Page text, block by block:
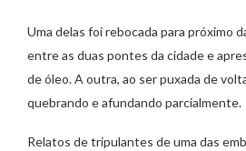
Uma delas foi rebocada para próximo
entre as duas pontes da cidade e
de óleo. A outra, ao ser puxada de
quebrando e afundando parcialmente.
Relatos de tripulantes de uma das